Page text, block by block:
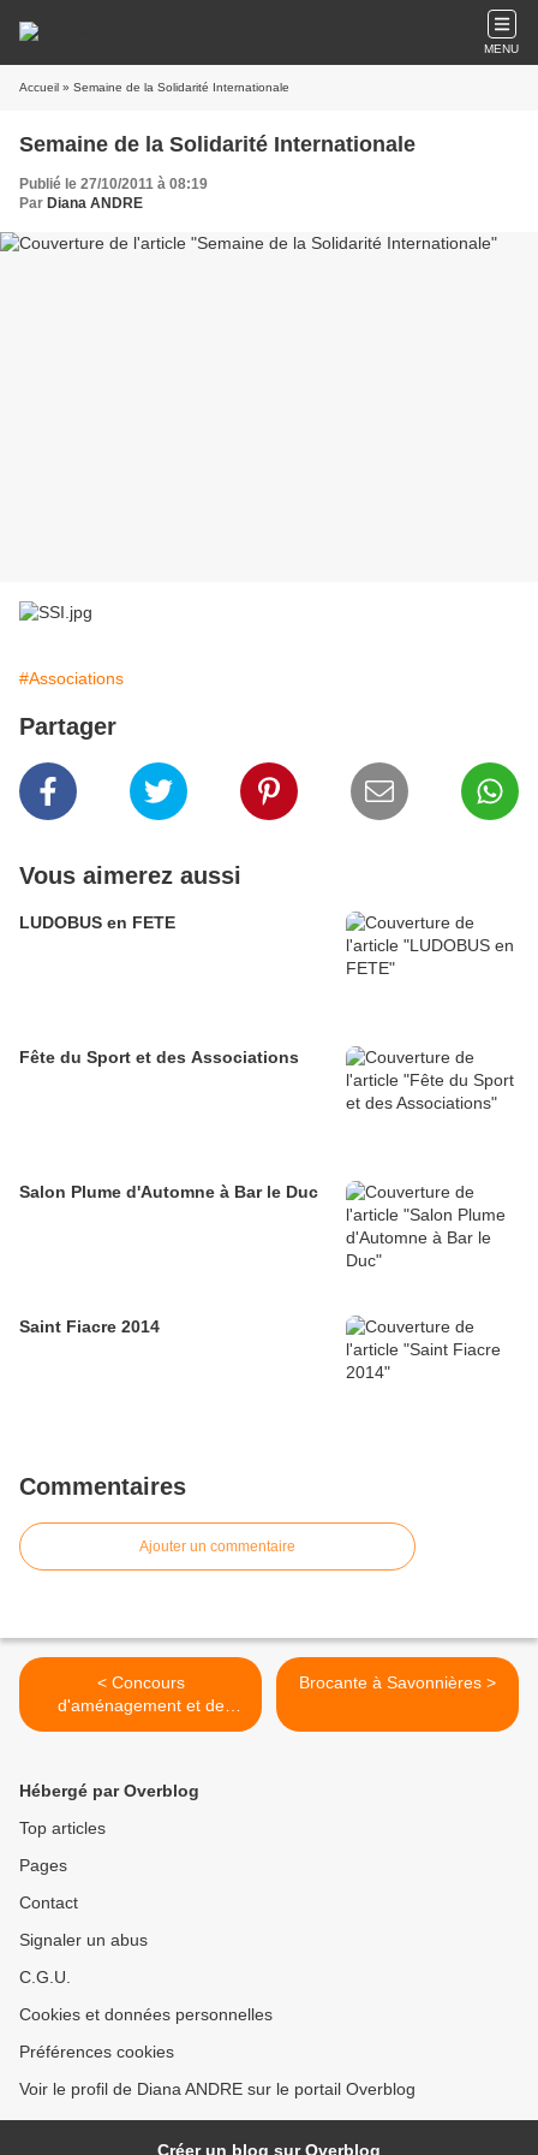
MENU
Accueil » Semaine de la Solidarité Internationale
Semaine de la Solidarité Internationale
Publié le 27/10/2011 à 08:19
Par Diana ANDRE
#Associations
Partager
Vous aimerez aussi
LUDOBUS en FETE
Fête du Sport et des Associations
Salon Plume d'Automne à Bar le Duc
Saint Fiacre 2014
Commentaires
Ajouter un commentaire
< Concours
d'aménagement et de
fleurissement
Brocante à Savonnières >
Hébergé par Overblog
Top articles
Pages
Contact
Signaler un abus
C.G.U.
Cookies et données personnelles
Préférences cookies
Voir le profil de Diana ANDRE sur le portail Overblog
Créer un blog sur Overblog